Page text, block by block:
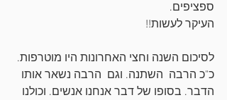
ספציפים.
העיקר לעשות!!
לסיכום השנה וחצי האחרונות היו מוטרפות.
כ"כ הרבה  השתנה. וגם  הרבה נשאר אותו
הדבר. בסופו של דבר אנחנו אנשים. וכולנו